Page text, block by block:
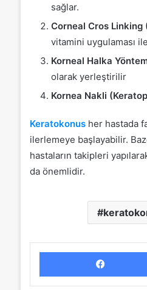
sağlar.
Corneal Cros Linking
vitamini uygulaması
Korneal Halka
olarak yerleştirilir
Kornea Nakli
Keratokonusher hastada
ilerlemeye başlayabilir.
hastaların takipleri
da önemlidir.